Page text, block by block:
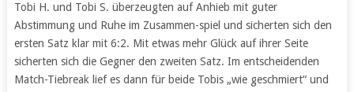
Tobi H. und Tobi S. überzeugten auf Anhieb mit guter
Abstimmung und Ruhe im Zusammen-spiel und sicherten sich den
ersten Satz klar mit 6:2. Mit etwas mehr Glück auf ihrer Seite
sicherten sich die Gegner den zweiten Satz. Im entscheidenden
Match-Tiebreak lief es dann für beide Tobis „wie geschmiert“ und